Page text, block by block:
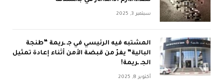
سبتمبر 3, 2025
المشتبه فيه الرئيسي في جـ ـريمة “طنجة
البالية” يفرّ من قبضة الأمن أثناء إعادة تمثيل
الجـ ـريمة!
أكتوبر 8, 2025